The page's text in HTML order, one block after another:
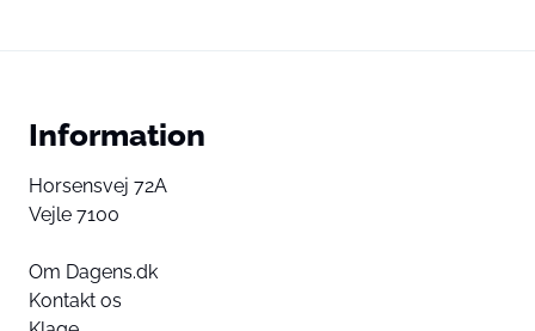
Information
Horsensvej 72A
Vejle 7100
Om Dagens.dk
Kontakt os